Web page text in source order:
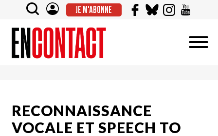
JE M'ABONNE
RECONNAISSANCE
VOCALE ET SPEECH TO